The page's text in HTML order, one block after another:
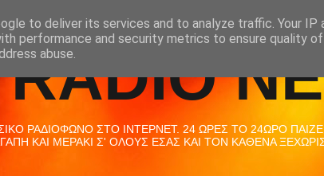
ΡΑΔΙΟΦΩΝΟ ΣΤΟ ΙΝΤΕΡΝΕΤ. 24 ΩΡΕΣ ΤΟ 24ΩΡΟ
ΚΑΙ ΜΕΡΑΚΙ Σ' ΟΛΟΥΣ ΕΣΑΣ ΚΑΙ ΤΟΝ ΚΑΘΕΝΑ
to deliver its services and to analyze traffic. Your IP
performance and security metrics to ensure quality
abuse.